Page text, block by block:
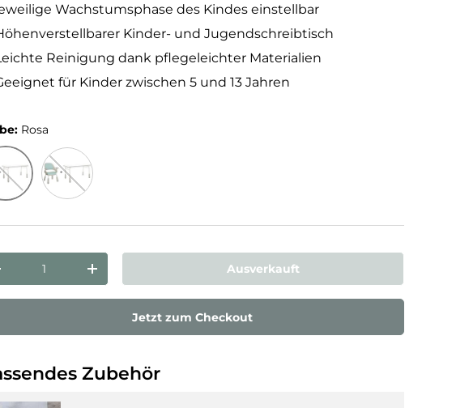
Wachstumsphase des Kindes einstellbar
Kinder- und Jugendschreibtisch
Reinigung dank pflegeleichter Materialien
für Kinder zwischen 5 und 13 Jahren
Rosa
verringernMenge erhöhen Ausverkauft
Jetzt zum Checkout
Zubehör